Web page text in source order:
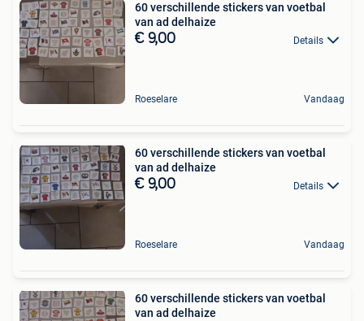
60 verschillende stickers van voetbal
van ad delhaize
€ 9,00 Details
Roeselare Vandaag
60 verschillende stickers van voetbal
van ad delhaize
€ 9,00 Details
Roeselare Vandaag
60 verschillende stickers van voetbal
van ad delhaize